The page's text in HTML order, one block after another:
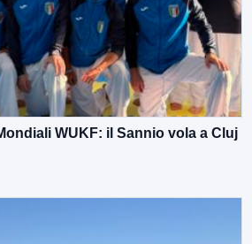
WUKF: il Sannio vola a Cluj